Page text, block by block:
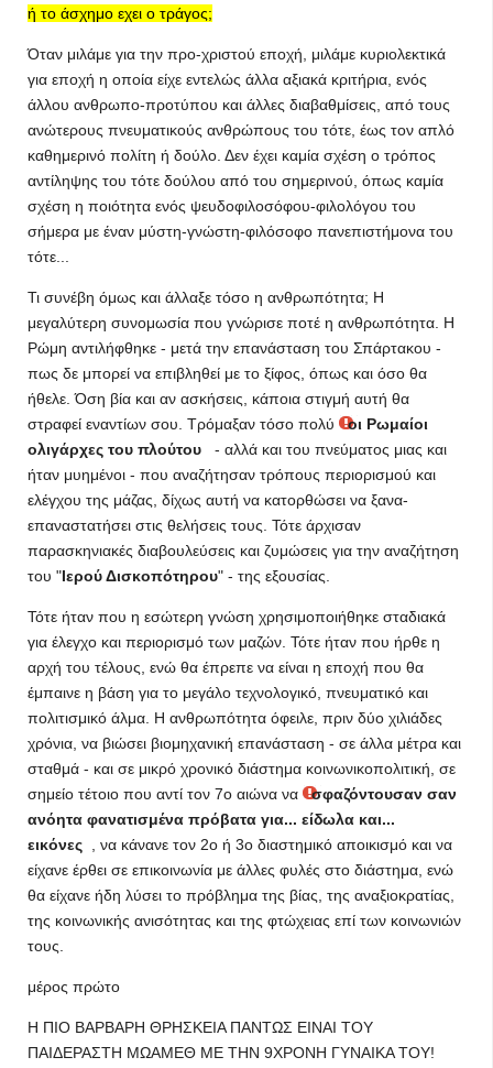
ή το άσχημο εχει ο τράγος;
Όταν μιλάμε για την προ-χριστού εποχή, μιλάμε κυριολεκτικά
για εποχή η οποία είχε εντελώς άλλα αξιακά κριτήρια, ενός
άλλου ανθρωπο-προτύπου και άλλες διαβαθμίσεις, από τους
ανώτερους πνευματικούς ανθρώπους του τότε, έως τον απλό
καθημερινό πολίτη ή δούλο. Δεν έχει καμία σχέση ο τρόπος
αντίληψης του τότε δούλου από του σημερινού, όπως καμία
σχέση η ποιότητα ενός ψευδοφιλοσόφου-φιλολόγου του
σήμερα με έναν μύστη-γνώστη-φιλόσοφο πανεπιστήμονα του
τότε...
Τι συνέβη όμως και άλλαξε τόσο η ανθρωπότητα; Η
μεγαλύτερη συνομωσία που γνώρισε ποτέ η ανθρωπότητα. Η
Ρώμη αντιλήφθηκε - μετά την επανάσταση του Σπάρτακου -
πως δε μπορεί να επιβληθεί με το ξίφος, όπως και όσο θα
ήθελε. Όση βία και αν ασκήσεις, κάποια στιγμή αυτή θα
στραφεί εναντίων σου. Τρόμαξαν τόσο πολύ
οι Ρωμαίοι
ολιγάρχες του πλούτου
- αλλά και του πνεύματος μιας και
ήταν μυημένοι - που αναζήτησαν τρόπους περιορισμού και
ελέγχου της μάζας, δίχως αυτή να κατορθώσει να ξανα-
επαναστατήσει στις θελήσεις τους. Τότε άρχισαν
παρασκηνιακές διαβουλεύσεις και ζυμώσεις για την αναζήτηση
του "Ιερού Δισκοπότηρου" - της εξουσίας.
Τότε ήταν που η εσώτερη γνώση χρησιμοποιήθηκε σταδιακά
για έλεγχο και περιορισμό των μαζών. Τότε ήταν που ήρθε η
αρχή του τέλους, ενώ θα έπρεπε να είναι η εποχή που θα
έμπαινε η βάση για το μεγάλο τεχνολογικό, πνευματικό και
πολιτισμικό άλμα. Η ανθρωπότητα όφειλε, πριν δύο χιλιάδες
χρόνια, να βιώσει βιομηχανική επανάσταση - σε άλλα μέτρα και
σταθμά - και σε μικρό χρονικό διάστημα κοινωνικοπολιτική, σε
σημείο τέτοιο που αντί τον 7ο αιώνα να
σφαζόντουσαν σαν
ανόητα φανατισμένα πρόβατα για... είδωλα και...
εικόνες
, να κάνανε τον 2ο ή 3ο διαστημικό αποικισμό και να
είχανε έρθει σε επικοινωνία με άλλες φυλές στο διάστημα, ενώ
θα είχανε ήδη λύσει το πρόβλημα της βίας, της αναξιοκρατίας,
της κοινωνικής ανισότητας και της φτώχειας επί των κοινωνιών
τους.
μέρος πρώτο
Η ΠΙΟ ΒΑΡΒΑΡΗ ΘΡΗΣΚΕΙΑ ΠΑΝΤΩΣ ΕΙΝΑΙ ΤΟΥ
ΠΑΙΔΕΡΑΣΤΗ ΜΩΑΜΕΘ ΜΕ ΤΗΝ 9ΧΡΟΝΗ ΓΥΝΑΙΚΑ ΤΟΥ!